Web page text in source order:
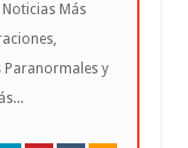
Más
Paranormales y